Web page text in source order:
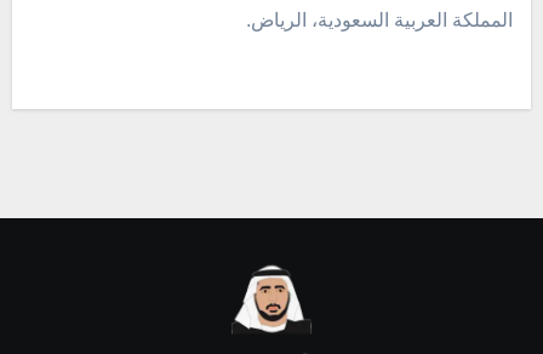
المملكة العربية السعودية، الرياض.